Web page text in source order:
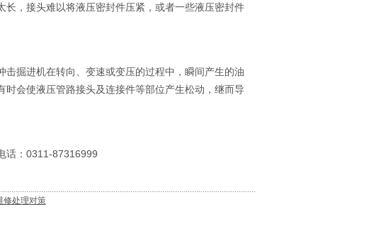
，接头难以将液压密封件压紧，或者一些液压密封件
掘进机在转向、变速或变压的过程中，瞬间产生的油
会使液压管路接头及连接件等部位产生松动，继而导
话：0311-87316999
修处理对策